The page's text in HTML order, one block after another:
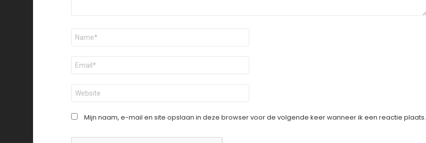
Naam
E-
mail
*
Site
Mijn naam, e-mail en site opslaan in deze browser voor de volgende keer wanneer ik een reactie plaats.